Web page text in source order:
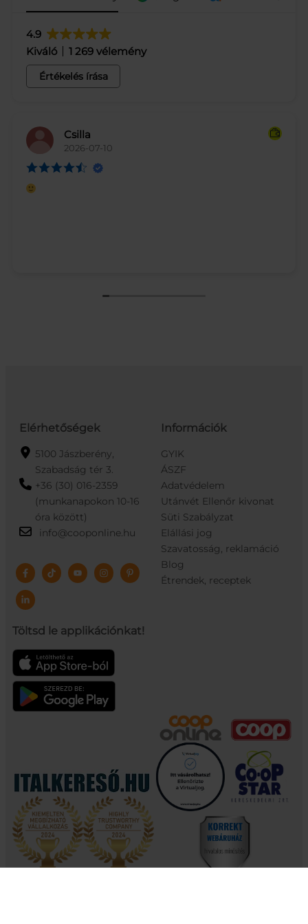
4.9
Kiváló
1 269 vélemény
Értékelés írása
Csilla
2026-07-10
Elérhetőségek
5100 Jászberény,
Szabadság tér 3.
+36 (30) 016-2359
(munkanapokon 10-16
óra között)
info@cooponline.hu
Töltsd le applikációnkat!
Információk
GYIK
ÁSZF
Adatvédelem
Utánvét Ellenőr kivonat
Süti Szabályzat
Elállási jog
Szavatosság, reklamáció
Blog
Étrendek, receptek